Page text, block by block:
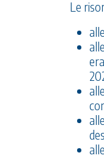
Le
alle
alle
alle
alle
alle